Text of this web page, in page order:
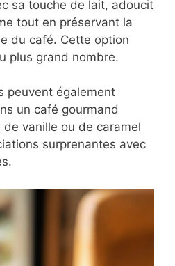
Sa mousse de lait
intéressant avec
comme les financiers
sa touche de lait,
tout en
aromatique du café.
au plus grand
également
un café gourmand
vanille ou de caramel
surprenantes